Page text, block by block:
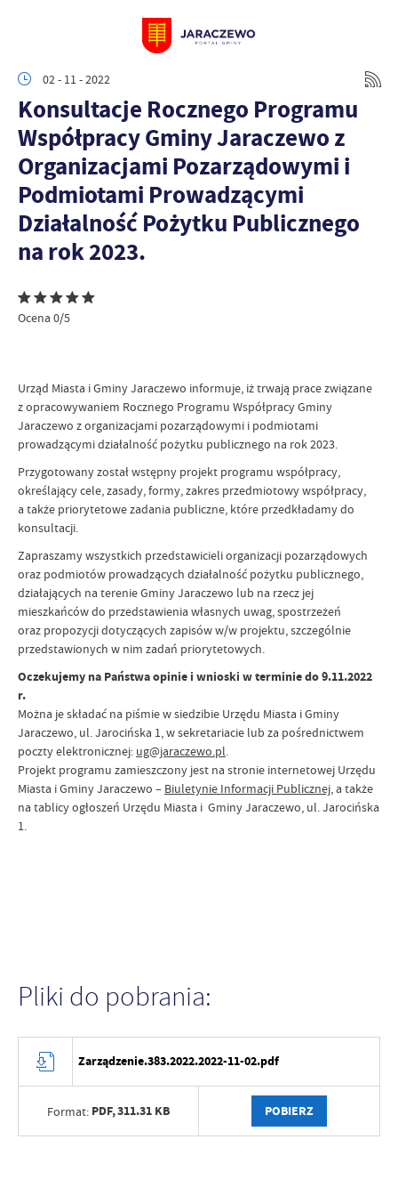
02 - 11 - 2022
Konsultacje Rocznego Programu
Współpracy Gminy Jaraczewo z
Organizacjami Pozarządowymi i
Podmiotami Prowadzącymi
Działalność Pożytku Publicznego
na rok 2023.
Ocena 0/5
Urząd Miasta i Gminy Jaraczewo informuje, iż trwają prace związane
z opracowywaniem Rocznego Programu Współpracy Gminy
Jaraczewo z organizacjami pozarządowymi i podmiotami
prowadzącymi działalność pożytku publicznego na rok 2023.
Przygotowany został wstępny projekt programu współpracy,
określający cele, zasady, formy, zakres przedmiotowy współpracy,
a także priorytetowe zadania publiczne, które przedkładamy do
konsultacji.
Zapraszamy wszystkich przedstawicieli organizacji pozarządowych
oraz podmiotów prowadzących działalność pożytku publicznego,
działających na terenie Gminy Jaraczewo lub na rzecz jej
mieszkańców do przedstawienia własnych uwag, spostrzeżeń
oraz propozycji dotyczących zapisów w/w projektu, szczególnie
przedstawionych w nim zadań priorytetowych.
Oczekujemy na Państwa opinie i wnioski w terminie do 9.11.2022
r.
Można je składać na piśmie w siedzibie Urzędu Miasta i Gminy
Jaraczewo, ul. Jarocińska 1, w sekretariacie lub za pośrednictwem
poczty elektronicznej: ug@jaraczewo.pl.
Projekt programu zamieszczony jest na stronie internetowej Urzędu
Miasta i Gminy Jaraczewo – Biuletynie Informacji Publicznej, a także
na tablicy ogłoszeń Urzędu Miasta i Gminy Jaraczewo, ul. Jarocińska
1.
Pliki do pobrania:
Zarządzenie.383.2022.2022-11-02.pdf
Format: PDF,311.31 KB POBIERZ